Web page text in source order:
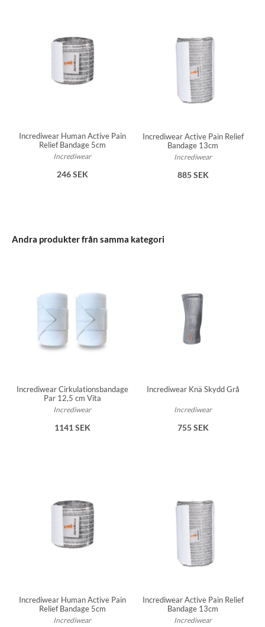
Incrediwear Human Active Pain
Relief Bandage 5cm
Incrediwear
246 SEK
Incrediwear Active Pain Relief
Bandage 13cm
Incrediwear
885 SEK
Andra produkter från samma kategori
Incrediwear Cirkulationsbandage
Par 12,5 cm Vita
Incrediwear
1141 SEK
Incrediwear Knä Skydd Grå
Incrediwear
755 SEK
Incrediwear Human Active Pain
Relief Bandage 5cm
Incrediwear
Incrediwear Active Pain Relief
Bandage 13cm
Incrediwear